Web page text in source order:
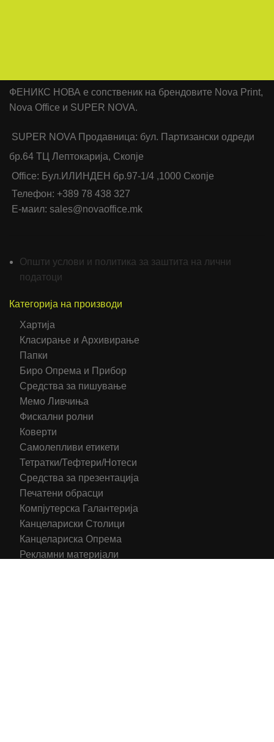
ФЕНИКС НОВА е сопственик на брендовите Nova Print,
Nova Office и SUPER NOVA.
SUPER NOVA Продавница: бул. Партизански одреди
бр.64 ТЦ Лептокарија, Скопје
Office: Бул.ИЛИНДЕН бр.97-1/4 ,1000 Скопје
Телефон: +389 78 438 327
Е-маил: sales@novaoffice.mk
Општи услови и политика за заштита на лични
податоци
Категорија на производи
Хартија
Класирање и Архивирање
Папки
Биро Опрема и Прибор
Средства за пишување
Мемо Ливчиња
Фискални ролни
Коверти
Самолепливи етикети
Тетратки/Тефтери/Нотеси
Средства за презентација
Печатени обрасци
Компјутерска Галантерија
Канцелариски Столици
Канцелариска Опрема
Рекламни материјали